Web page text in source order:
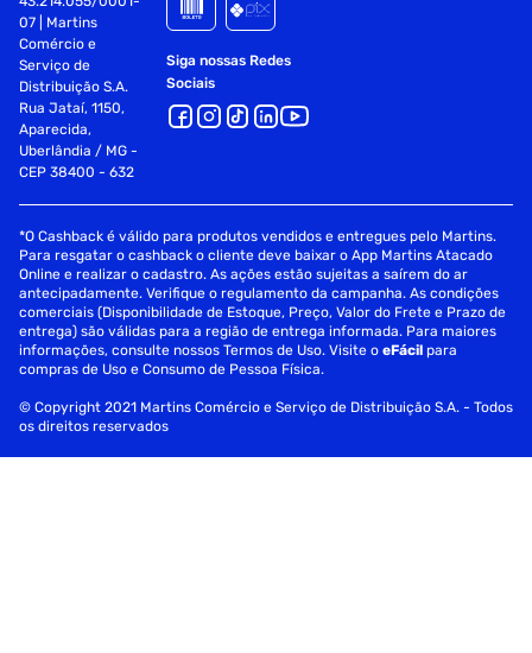
e tenha sempre correções precisas e práticas para suas
tarefas do dia a dia!
Palavras Chave:
corretivo em fita, corretivo BIC, fita corretiva 12m, TK
Shopping corretivo, corretivo ergonômico, corretivo para
escola, corretivo sustentável, fita de correção, corretivo
para escritório, fita corretiva de longa duração, corretivo
instantâneo, corretivo de material PET, corretivo para
escritório, corretivo resistente, correção instantânea,
corretivo fácil de usar, BIC Super Tape
07 | Martins
Comércio e
Serviço de
Distribuição S.A.
Rua Jataí, 1150,
Aparecida,
Uberlândia / MG -
CEP 38400 - 632
Siga nossas Redes
Sociais
*O Cashback é válido para produtos vendidos e entregues pelo Martins.
Para resgatar o cashback o cliente deve baixar o App Martins Atacado
Online e realizar o cadastro. As ações estão sujeitas a saírem do ar
antecipadamente. Verifique o regulamento da campanha. As condições
comerciais (Disponibilidade de Estoque, Preço, Valor do Frete e Prazo de
entrega) são válidas para a região de entrega informada. Para maiores
informações, consulte nossos Termos de Uso. Visite oeFácil para
compras de Uso e Consumo de Pessoa Física.
© Copyright 2021 Martins Comércio e Serviço de Distribuição S.A. - Todos
os direitos reservados